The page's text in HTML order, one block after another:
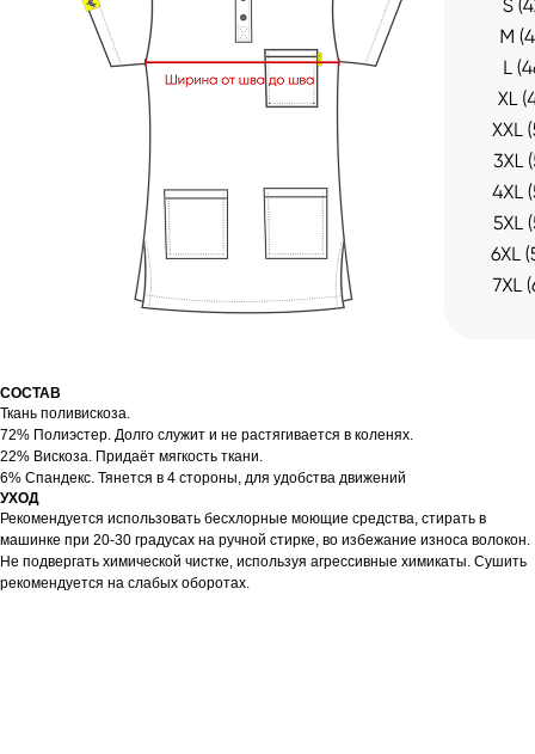
СОСТАВ
Ткань поливискоза.
72% Полиэстер. Долго служит и не растягивается в коленях.
22% Вискоза. Придаёт мягкость ткани.
6% Спандекс. Тянется в 4 стороны, для удобства движений
УХОД
Рекомендуется использовать бесхлорные моющие средства, стирать в
машинке при 20-30 градусах на ручной стирке, во избежание износа волокон.
Не подвергать химической чистке, используя агрессивные химикаты. Сушить
рекомендуется на слабых оборотах.